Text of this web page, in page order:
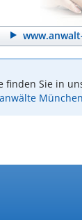
finden Sie in
München